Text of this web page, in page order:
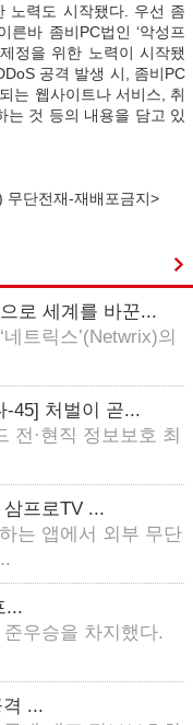
노력도 시작됐다. 우선 좀
바 좀비PC법인 ‘악성프
정을 위한 노력이 시작됐
공격 발생 시, 좀비PC
는 웹사이트나 서비스, 취
는 것 등의 내용을 담고 있
무단전재-재배포금지>
로 세계를 바꾼...
트릭스’(Netwrix)의
-45] 처벌이 곧...
전·현직 정보보호 최
프로TV ...
는 앱에서 외부 무단
...
준우승을 차지했다.
...